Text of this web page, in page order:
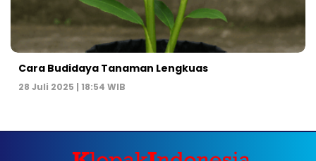
Cara Budidaya Tanaman Lengkuas
28 Juli 2025 | 18:54 WIB